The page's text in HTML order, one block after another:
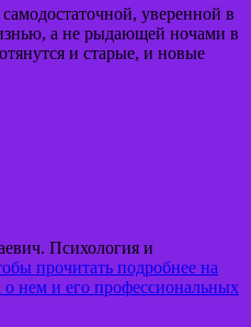
уверенной в
а не рыдающей ночами в
и старые, и новые
Психология и
прочитать подробнее на
о нем и его профессиональных